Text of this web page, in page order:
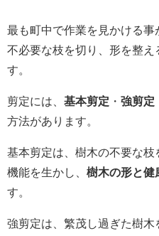
最も町中で作業を見かける
不必要な枝を切り、形を整え
す。
剪定には、 基本剪定 ・ 強剪定
方法があります。
基本剪定は、樹木の不要な
機能を生かし、 樹木の形と健
す。
強剪定は、繁茂し過ぎた樹